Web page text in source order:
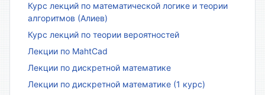
Курс лекций по математической логике и теории
алгоритмов (Алиев)
Курс лекций по теории вероятностей
Лекции по MahtCad
Лекции по дискретной математике
Лекции по дискретной математике (1 курс)